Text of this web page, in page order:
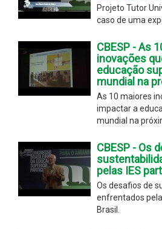
Projeto Tutor
caso de uma
CBESP - As
inovações
educação
mundial na
As 10 maiores
impactar a
mundial na
CBESP - Os
pelas IES
Os desafios de
enfrentados
Brasil.